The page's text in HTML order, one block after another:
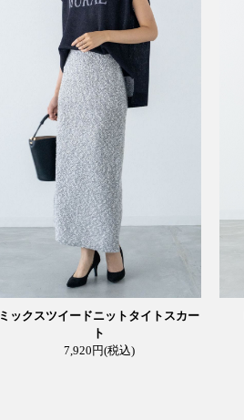
ミックスツイードニットタイトスカー
ト
7,920円(税込)